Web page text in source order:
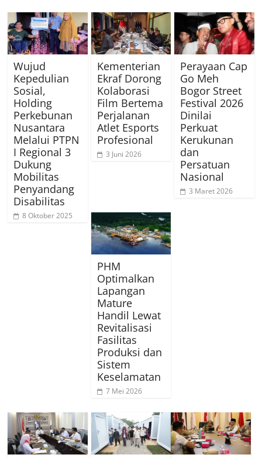
Wujud
Kepedulian
Sosial,
Holding
Perkebunan
Nusantara
Melalui PTPN
I Regional 3
Dukung
Mobilitas
Penyandang
Disabilitas
8 Oktober 2025
Kementerian
Ekraf Dorong
Kolaborasi
Film Bertema
Perjalanan
Atlet Esports
Profesional
3 Juni 2026
Perayaan Cap
Go Meh
Bogor Street
Festival 2026
Dinilai
Perkuat
Kerukunan
dan
Persatuan
Nasional
3 Maret 2026
PHM
Optimalkan
Lapangan
Mature
Handil Lewat
Revitalisasi
Fasilitas
Produksi dan
Sistem
Keselamatan
7 Mei 2026